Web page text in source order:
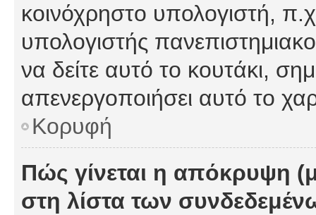
κοινόχρηστο υπολογιστή,
υπολογιστής
να δείτε αυτό το κουτάκι,
απενεργοποιήσει αυτό το
Κορυφή
Πώς γίνεται η απόκρυψη
στη λίστα των